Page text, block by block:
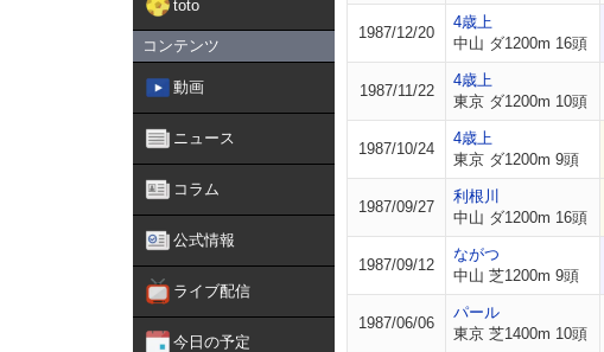
toto
コンテンツ
動画
ニュース
コラム
公式情報
ライブ配信
今日の予定
1987/12/20
4歳上
中山 ダ1200m 16頭
1987/11/22
4歳上
東京 ダ1200m 10頭
1987/10/24
4歳上
東京 ダ1200m 9頭
1987/09/27
利根川
中山 ダ1200m 16頭
1987/09/12
ながつ
中山 芝1200m 9頭
1987/06/06
パール
東京 芝1400m 10頭